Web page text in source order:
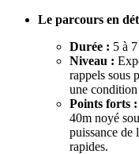
Le parcours en
Durée : 5 à
Niveau :
rappels sous
une
Points forts :
40m noyé
puissance de
rapides.